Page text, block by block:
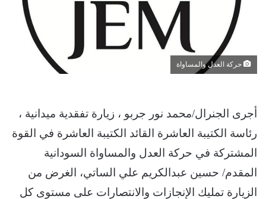
حركة العدل والمساواة
أجرى الجنرال/محمد نور جربو ، زيارة تفقدية ميدانية ،
رئاسة الكتيبة العاشرة القائد الكتيبة العاشرة في القوة
المشتركة في حركة العدل والمساواة السودانية
المقدم/ حسين عبدالكريم علي الساتي، الغرض من
الزيارة تمليك الإنجازات والانتصارات على مستوى كل